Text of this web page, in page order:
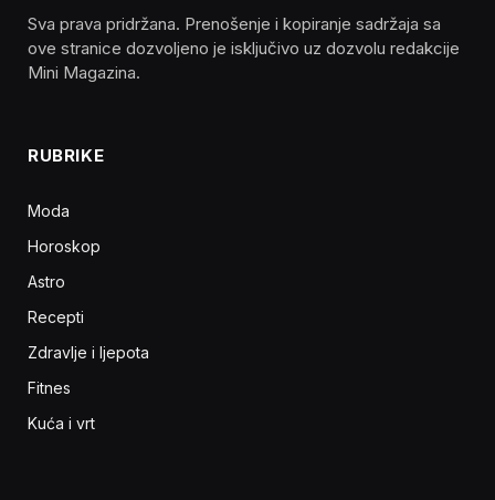
Sva prava pridržana. Prenošenje i kopiranje sadržaja sa
ove stranice dozvoljeno je isključivo uz dozvolu redakcije
Mini Magazina.
RUBRIKE
Moda
Horoskop
Astro
Recepti
Zdravlje i ljepota
Fitnes
Kuća i vrt